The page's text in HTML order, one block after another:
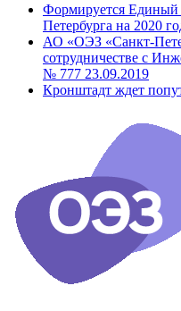
Формируется Единый
Петербурга на 2020
АО «ОЭЗ «Санкт-
сотрудничестве с
№ 777 23.09.2019
Кронштадт ждет